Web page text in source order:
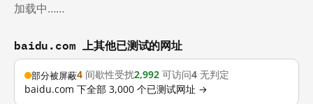
加载中……
baidu.com 上其他已测试的网址
部分被屏蔽4 间歇性受扰2,992 可访问4 无判定
baidu.com 下全部 3,000 个已测试网址 →